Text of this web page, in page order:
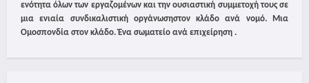
ενότητα όλων των εργαζομένων και την ουσιαστική συμμετοχή τους σε
μια ενιαία συνδικαλιστική οργάνωσηστον κλάδο ανά νομό. Μια
Ομοσπονδία στον κλάδο. Ένα σωματείο ανά επιχείρηση .